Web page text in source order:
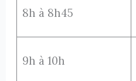
8h à 8h45
9h à 10h